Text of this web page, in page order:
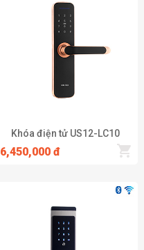
Khóa điện tử US12-LC10
6,450,000 đ